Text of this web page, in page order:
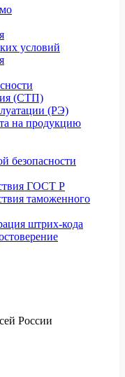
условий
(СТП)
(РЭ)
на продукцию
безопасности
ГОСТ Р
таможенного
штрих-кода
России